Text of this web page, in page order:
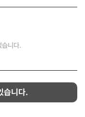
습니다.
습니다.